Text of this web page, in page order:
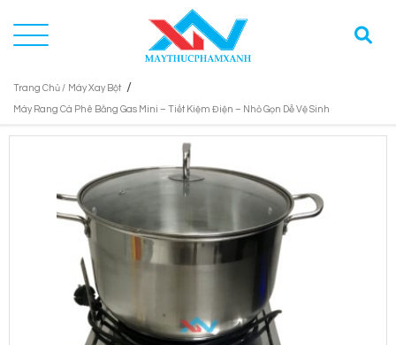
Trang Chủ / Máy Xay Bột /
Máy Rang Cà Phê Bằng Gas Mini – Tiết Kiệm Điện – Nhỏ Gọn Dễ Vệ Sinh